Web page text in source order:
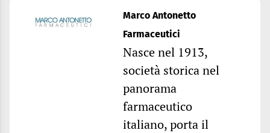
Marco Antonetto
Farmaceutici
Nasce nel 1913,
società storica nel
panorama
farmaceutico
italiano, porta il